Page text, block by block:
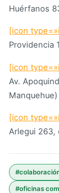
Huérfanos
[icon
Providencia
[icon
Av.
Manquehue)
[icon
Arlegui 263,
#
#oficinas